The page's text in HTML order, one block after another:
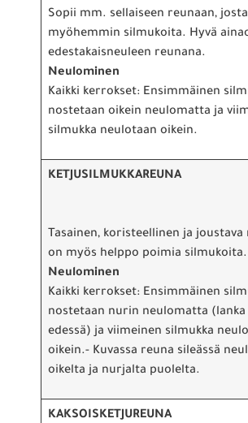
Sopii mm. sellaiseen reunaan,
myöhemmin silmukoita. Hyvä
edestakaisneuleen reunana.
Neulominen
Kaikki kerrokset: Ensimmäinen
nostetaan oikein neulomatta ja
silmukka neulotaan oikein.
KETJUSILMUKKAREUNA
Tasainen, koristeellinen ja
on myös helppo poimia silmukoita.
Neulominen
Kaikki kerrokset: Ensimmäinen
nostetaan nurin neulomatta
edessä) ja viimeinen silmukka
oikein.- Kuvassa reuna sileässä
oikelta ja nurjalta puolelta.
KAKSOISKETJUREUNA